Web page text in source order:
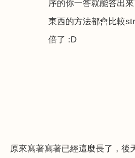
序的你一答就能答出來
東西的方法都會比較
倍了 :D
原來寫著寫著已經這麼長了，後